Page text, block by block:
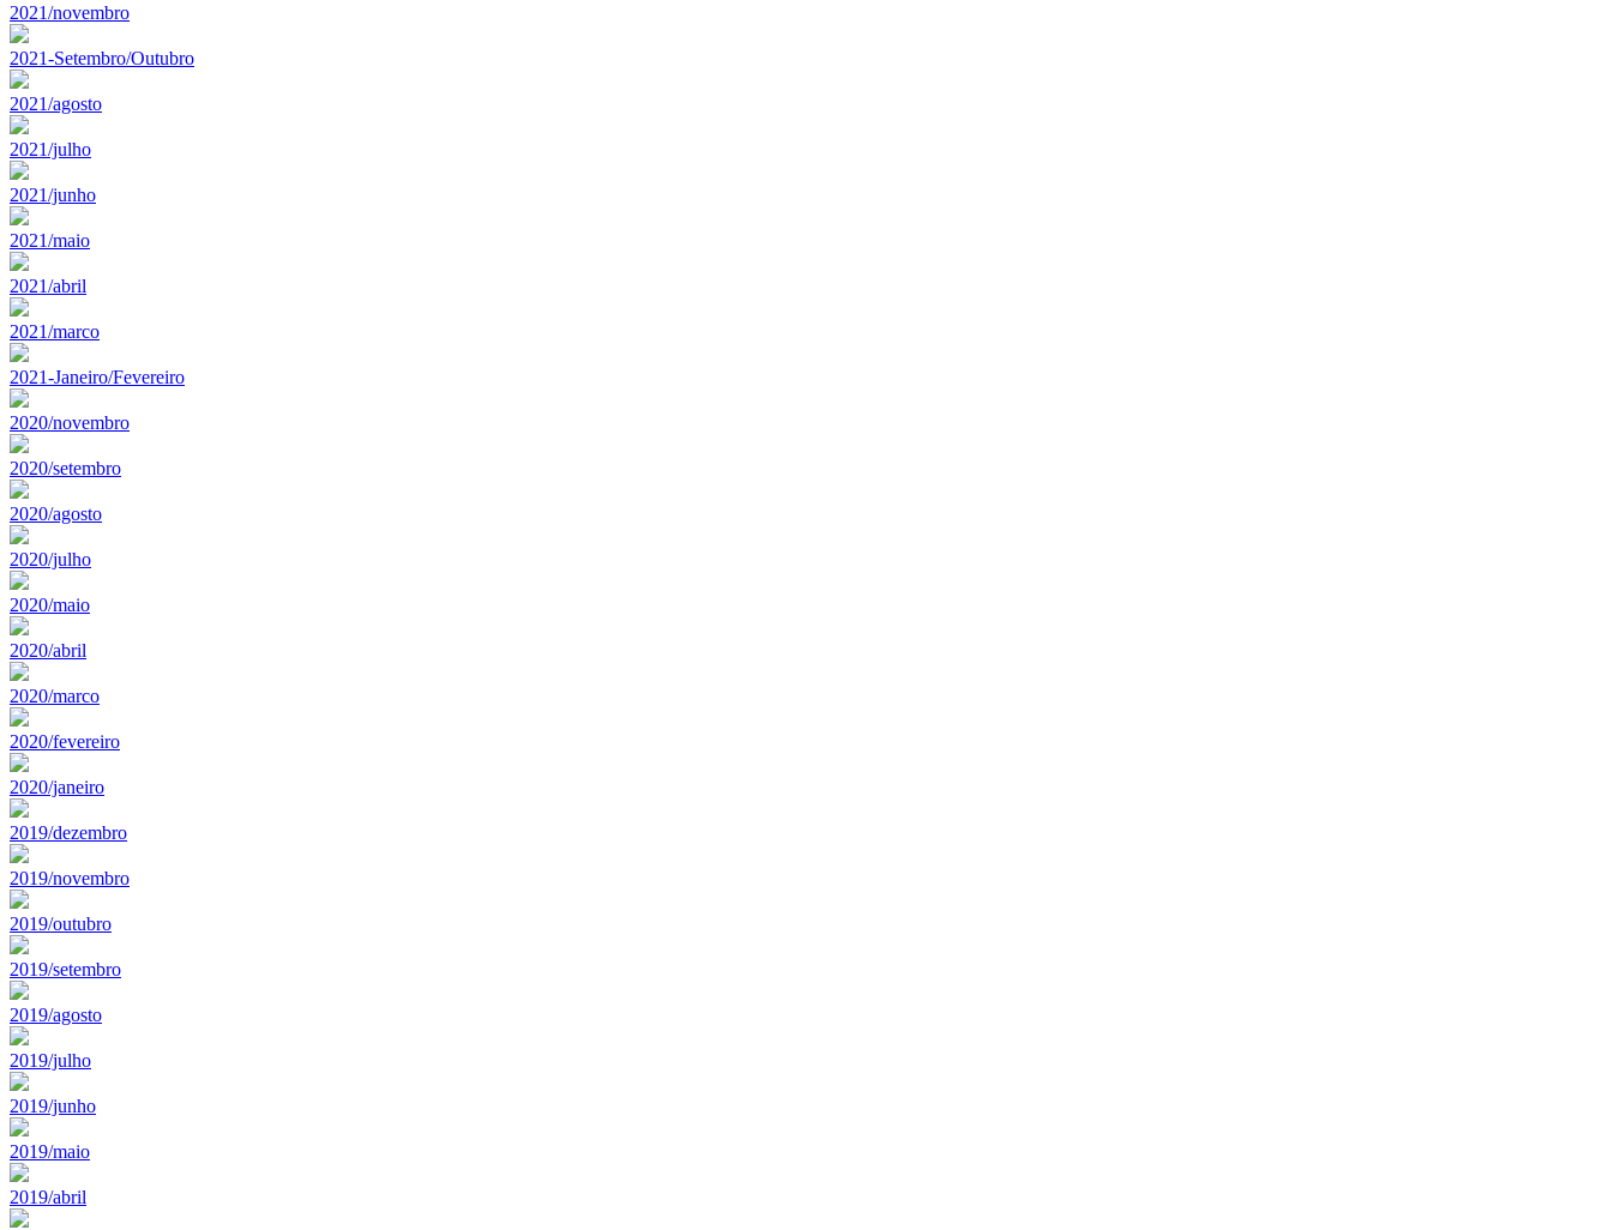
2021/novembro
2021-Setembro/Outubro
2021/agosto
2021/julho
2021/junho
2021/maio
2021/abril
2021/marco
2021-Janeiro/Fevereiro
2020/novembro
2020/setembro
2020/agosto
2020/julho
2020/maio
2020/abril
2020/marco
2020/fevereiro
2020/janeiro
2019/dezembro
2019/novembro
2019/outubro
2019/setembro
2019/agosto
2019/julho
2019/junho
2019/maio
2019/abril